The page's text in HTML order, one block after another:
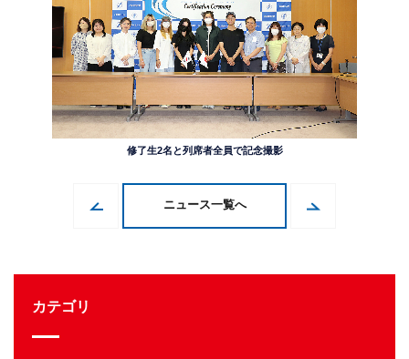
修了生2名と列席者全員で記念撮影
ニュース一覧へ
カテゴリ